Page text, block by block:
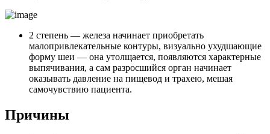
2 степень — железа начинает приобретать
малопривлекательные контуры, визуально ухудшающие
форму шеи — она утолщается, появляются характерные
выпячивания, а сам разросшийся орган начинает
оказывать давление на пищевод и трахею, мешая
самочувствию пациента.
Причины